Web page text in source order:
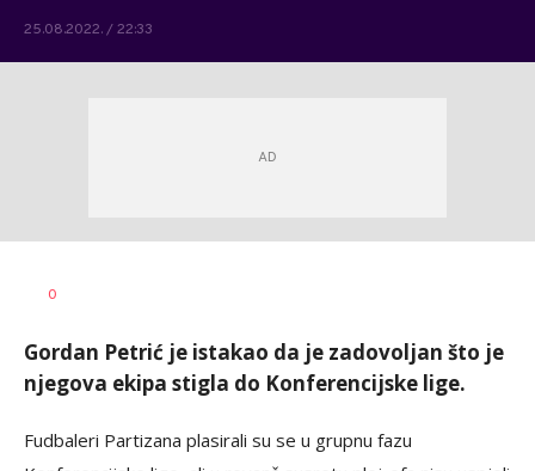
25.08.2022. / 22:33
AUTOR
0
Gordan Petrić je istakao da je zadovoljan što je
njegova ekipa stigla do Konferencijske lige.
Fudbaleri Partizana plasirali su se u grupnu fazu